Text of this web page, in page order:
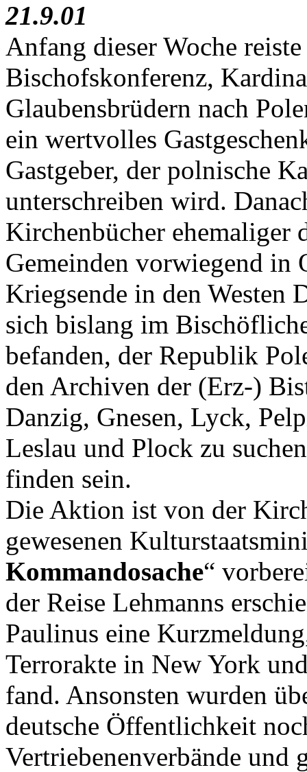
21.9.01
Anfang dieser Woche
Bischofskonferenz,
Glaubensbrüdern nach
ein wertvolles
Gastgeber, der polnische
unterschreiben wird.
Kirchenbücher ehemaliger
Gemeinden vorwiegend in
Kriegsende in den Westen
sich bislang im
befanden, der Republik
den Archiven der (Erz-)
Danzig, Gnesen, Lyck,
Leslau und Plock zu
finden sein.
Die Aktion ist von der
gewesenen
Kommandosache“
der Reise Lehmanns
Paulinus eine
Terrorakte in New York
fand. Ansonsten wurden
deutsche Öffentlichkeit
Vertriebenenverbände und